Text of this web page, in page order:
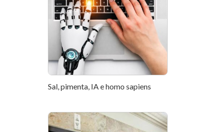
Sal, pimenta, IA e homo sapiens